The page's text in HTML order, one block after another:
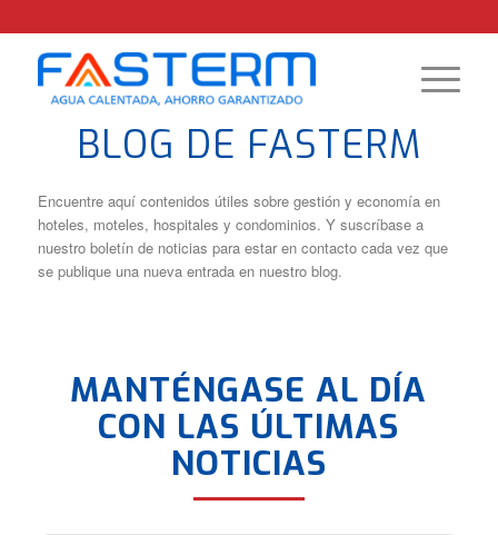
BLOG DE FASTERM
Encuentre aquí contenidos útiles sobre gestión y economía en
hoteles, moteles, hospitales y condominios. Y suscríbase a
nuestro boletín de noticias para estar en contacto cada vez que
se publique una nueva entrada en nuestro blog.
MANTÉNGASE AL DÍA
CON LAS ÚLTIMAS
NOTICIAS